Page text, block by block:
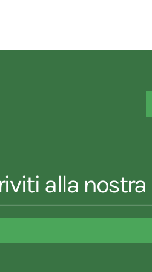
alla nostra